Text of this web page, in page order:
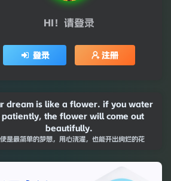
HI！请登录
登录 注册
It is by acts and not by ideas that
people live.
行动是根本，想法锦上添花